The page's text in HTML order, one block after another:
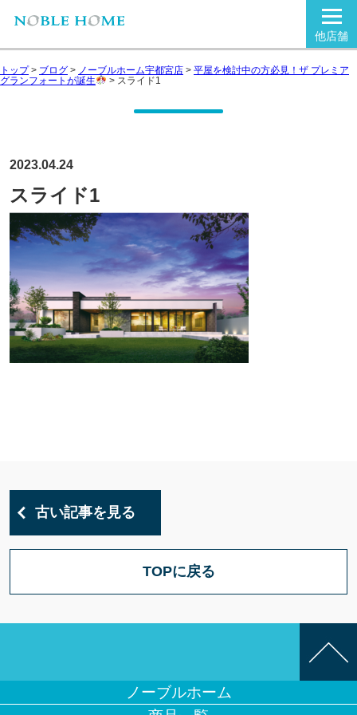
他店舗
トップ> ブログ > ノーブルホーム宇都宮店 > 平屋を検討中の方必見！ザ プレミア
グランフォートが誕生
> スライド1
2023.04.24
スライド1
古い記事を見る
TOPに戻る
ノーブルホーム